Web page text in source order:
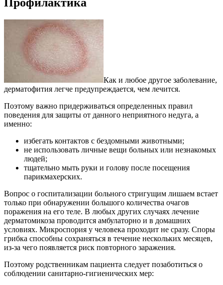
Как и любое другое заболевание,
дерматофития легче предупреждается, чем лечится.
Поэтому важно придерживаться определенных правил
поведения для защиты от данного неприятного недуга, а
именно:
избегать контактов с бездомными животными;
не использовать личные вещи больных или незнакомых
людей;
тщательно мыть руки и голову после посещения
парикмахерских.
Вопрос о госпитализации больного стригущим лишаем встает
только при обнаружении большого количества очагов
поражения на его теле. В любых других случаях лечение
дерматомикоза проводится амбулаторно и в домашних
условиях. Микроспория у человека проходит не сразу. Споры
грибка способны сохраняться в течение нескольких месяцев,
из-за чего появляется риск повторного заражения.
Поэтому родственникам пациента следует позаботиться о
соблюдении санитарно-гигиенических мер: